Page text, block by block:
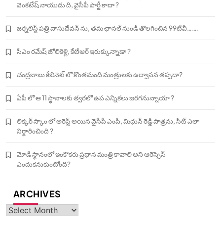
వెంకటేష్ నాయుడు ది, వైసీపీ పార్టీ కాదా ?
జర్నలిస్ట్ పత్రి వాసుదేవన్ ను, తమ ఛానల్ నుండి తొలగించిన 99టీవీ…….
సీఎం రమేష్ జోలికెళ్లి, కేటీఆర్ ఇరుక్కున్నాడా ?
చంద్రబాబు కేబినెట్ లో కొంతమంది మంత్రులకు ఉద్వాసన తప్పదా?
ఏపీ లో ఆ 11 స్థానాలకు త్వరలో ఉప ఎన్నికలు జరగనున్నాయా ?
లిక్కర్ స్కాం లో అరెస్ట్ అయిన వైసీపీ ఎంపీ, మిధున్ రెడ్డి పాత్రను, సిట్ ఎలా
నిర్ధారించింది ?
మోడీ స్థానంలో ఇంకొకరు ప్రధాన మంత్రి కావాలి అని ఆరెస్సెస్‌
ఎందుకనుకుంటోంది?
ARCHIVES
Archives